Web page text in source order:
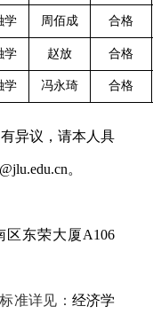
学 周佰成 合格
学 赵放 合格
学 冯永琦 合格
异议，请本人具
。
区东荣大厦A106
准详见： 经济学